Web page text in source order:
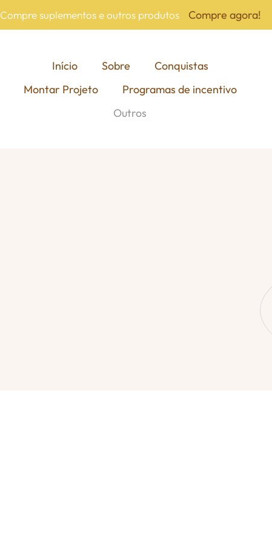
Compre suplementos e outros produtos Compre agora!
Início Sobre
Conquistas
Montar Projeto
Programas de incentivo
Outros